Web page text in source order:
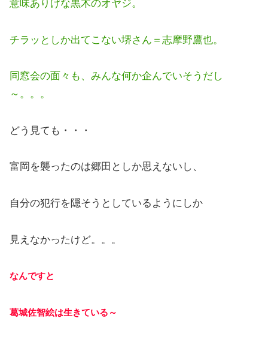
意味ありげな黒木のオヤジ。
チラッとしか出てこない堺さん＝志摩野鷹也。
同窓会の面々も、みんな何か企んでいそうだし
～。。。
どう見ても・・・
富岡を襲ったのは郷田としか思えないし、
自分の犯行を隠そうとしているようにしか
見えなかったけど。。。
なんですと
葛城佐智絵は生きている～